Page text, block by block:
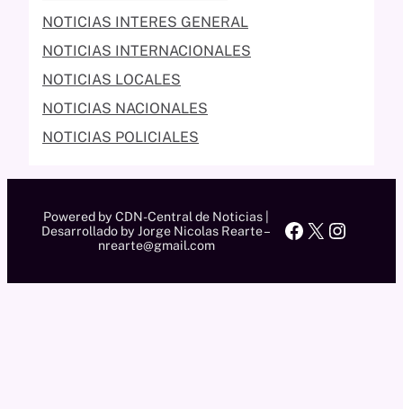
NOTICIAS INTERES GENERAL
NOTICIAS INTERNACIONALES
NOTICIAS LOCALES
NOTICIAS NACIONALES
NOTICIAS POLICIALES
Powered by CDN-Central de Noticias |
Desarrollado by Jorge Nicolas Rearte –
nrearte@gmail.com
Facebook
X